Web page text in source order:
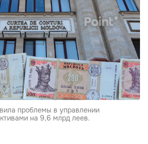
проблемы в управлении
на 9,6 млрд леев.